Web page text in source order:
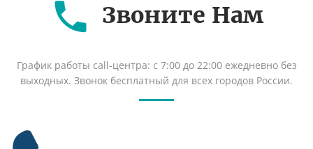
Звоните Нам
График работы call-центра: с 7:00 до 22:00 ежедневно без
выходных. Звонок бесплатный для всех городов России.